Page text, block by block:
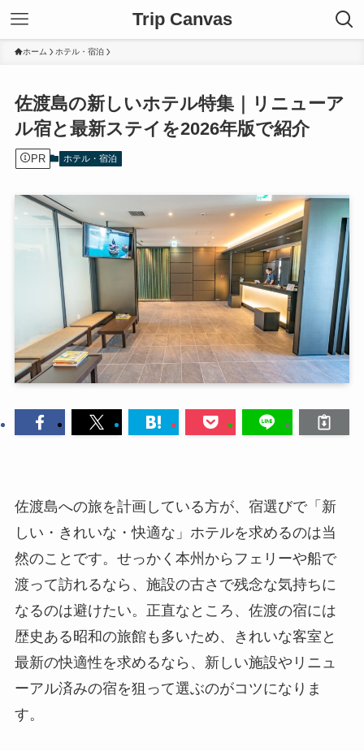
Trip Canvas
ホーム ホテル・宿泊
佐渡島の新しいホテル特集｜リニューア
ル宿と最新ステイを2026年版で紹介
PR ホテル・宿泊
佐渡島への旅を計画している方が、宿選びで「新
しい・きれいな・快適な」ホテルを求めるのは当
然のことです。せっかく本州からフェリーや船で
渡って訪れるなら、施設の古さで残念な気持ちに
なるのは避けたい。正直なところ、佐渡の宿には
歴史ある昭和の旅館も多いため、きれいな客室と
最新の快適性を求めるなら、新しい施設やリニュ
ーアル済みの宿を狙って選ぶのがコツになりま
す。